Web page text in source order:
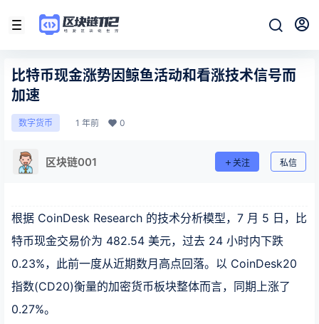
比特币现金涨势因鲸鱼活动和看涨技术信号而
加速
数字货币 1 年前 0
区块链001 关注 私信
根据 CoinDesk Research 的技术分析模型，7 月 5 日，比
特币现金交易价为 482.54 美元，过去 24 小时内下跌
0.23%，此前一度从近期数月高点回落。以 CoinDesk20
指数(CD20)衡量的加密货币板块整体而言，同期上涨了
0.27%。